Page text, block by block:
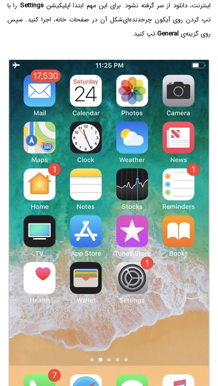
اینترنت، دانلود از سر گرفته نشود. برای این مهم ابتدا اپلیکیشنSettings‌ را با
تپ کردن روی آیکون چرخدنده‌ای‌شکل آن در صفحات خانه، اجرا کنید. سپس
روی گزینه‌ی Generalتپ کنید.